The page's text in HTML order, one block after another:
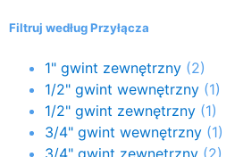
Filtruj według Przyłącza
1" gwint zewnętrzny (2)
1/2" gwint wewnętrzny (1)
1/2" gwint zewnętrzny (1)
3/4" gwint wewnętrzny (1)
3/4" gwint zewnętrzny (2)